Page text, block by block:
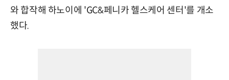
와 합작해 하노이에 'GC&페니카 헬스케어 센터'를 개소
했다.